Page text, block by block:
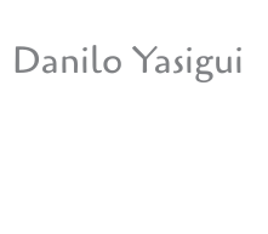
para
Danilo Yasigui